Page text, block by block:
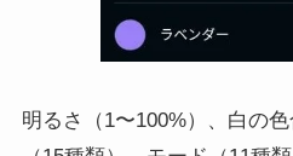
明るさ（1〜100%）、白の